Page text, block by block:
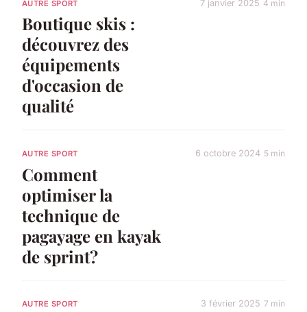
AUTRE SPORT
Boutique skis :
découvrez des
équipements
d'occasion de
qualité
7 janvier 2025 4 min
AUTRE SPORT
Comment
optimiser la
technique de
pagayage en kayak
de sprint?
6 octobre 2024 5 min
AUTRE SPORT 3 février 2025 7 min